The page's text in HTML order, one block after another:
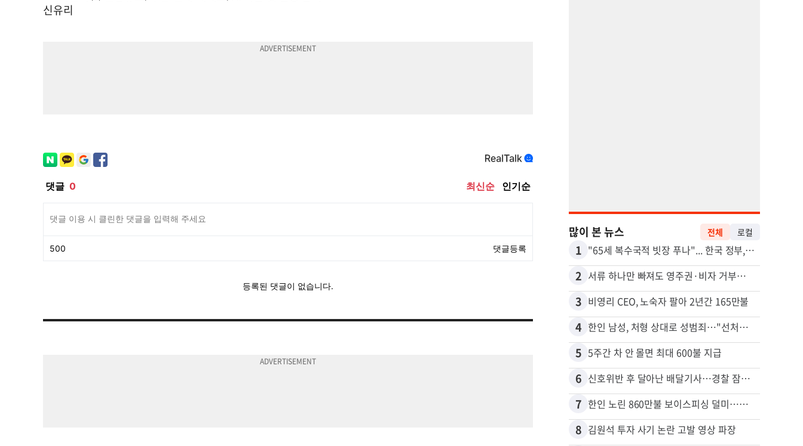
신유리
많이 본 뉴스 전체 로컬
1 "65세 복수국적 빗장 푸나"... 한국 정부, 연령 완화 전면 추진
2 서류 하나만 빠져도 영주권·비자 거부…심사관 재량권 대폭 확대
3 비영리 CEO, 노숙자 팔아 2년간 165만불
4 한인 남성, 처형 상대로 성범죄…"선처해줬더니 배신자 취급"
5 5주간 차 안 몰면 최대 600불 지급
6 신호위반 후 달아난 배달기사…경찰 잠복해 잡고보니 ‘반전’
7 한인 노린 860만불 보이스피싱 덜미…영사관·한국 검찰 사칭
8 김원석 투자 사기 논란 고발 영상 파장